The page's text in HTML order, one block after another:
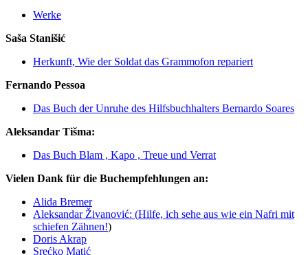
Werke
Saša Stanišić
Herkunft, Wie der Soldat das Grammofon repariert
Fernando Pessoa
Das Buch der Unruhe des Hilfsbuchhalters Bernardo Soares
Aleksandar Tišma:
Das Buch Blam , Kapo , Treue und Verrat
Vielen Dank für die Buchempfehlungen an:
Alida Bremer
Aleksandar Živanović: (Hilfe, ich sehe aus wie ein Nafri mit
schiefen Zähnen!)
Doris Akrap
Srećko Matić